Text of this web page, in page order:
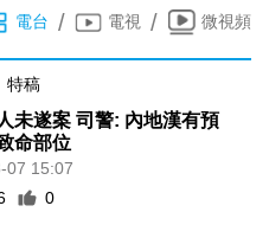
電台 / 電視 / 微視頻
特稿
未遂案 司警: 內地漢有預
命部位
07 15:07
0